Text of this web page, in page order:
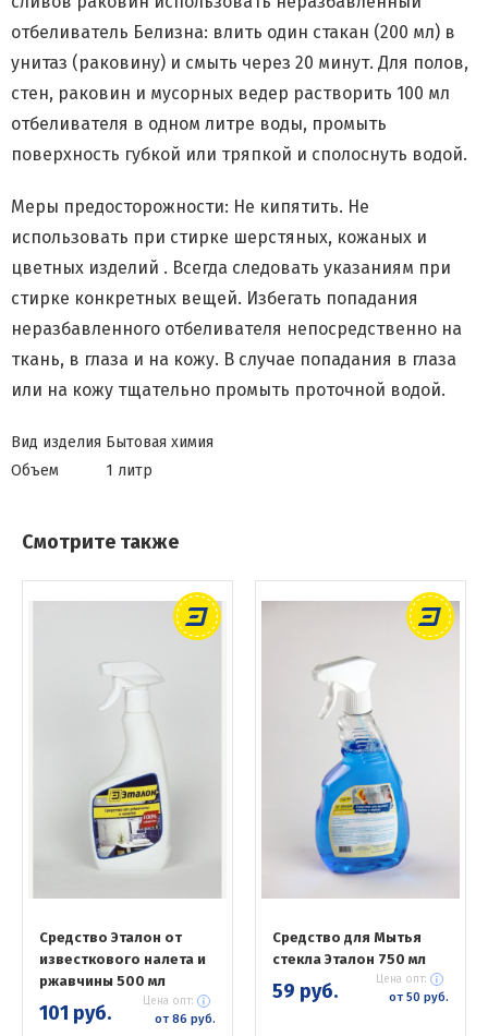
отбеливатель Белизна: влить один стакан (200 мл) в
унитаз (раковину) и смыть через 20 минут. Для полов,
стен, раковин и мусорных ведер растворить 100 мл
отбеливателя в одном литре воды, промыть
поверхность губкой или тряпкой и сполоснуть водой.
Меры предосторожности: Не кипятить. Не
использовать при стирке шерстяных, кожаных и
цветных изделий . Всегда следовать указаниям при
стирке конкретных вещей. Избегать попадания
неразбавленного отбеливателя непосредственно на
ткань, в глаза и на кожу. В случае попадания в глаза
или на кожу тщательно промыть проточной водой.
Вид изделия Бытовая химия
Объем
1 литр
Смотрите также
Средство Эталон от
известкового налета и
ржавчины 500 мл
101 руб. Цена опт:
от 86 руб.
Средство для Мытья
стекла Эталон 750 мл
59 руб. Цена опт:
от 50 руб.